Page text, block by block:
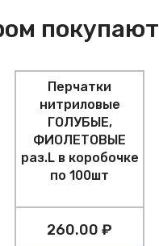
покупают
Перчатки
нитриловые
ГОЛУБЫЕ,
ФИОЛЕТОВЫЕ
раз.L в коробочке
по 100шт
260.00 ₽